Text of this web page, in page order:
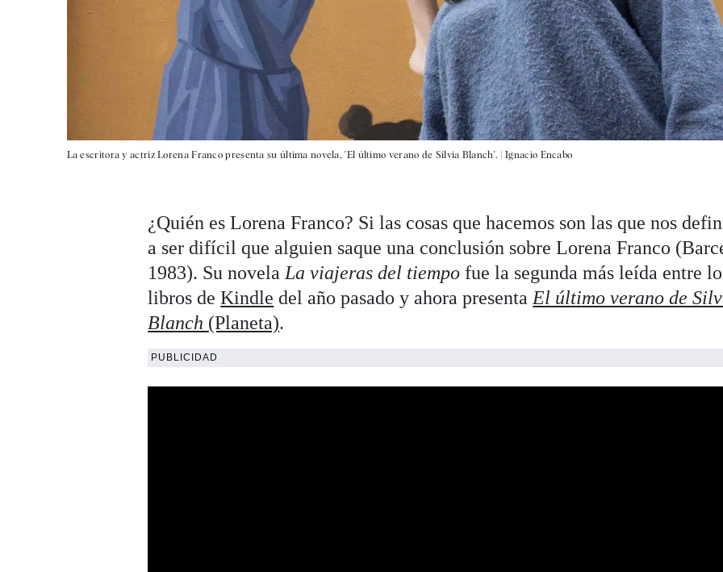
La escritora y actriz Lorena Franco presenta su última novela, 'El último verano de Silvia Blanch'. |Ignacio Encabo
¿Quién es Lorena Franco? Si las cosas que hacemos son las que nos
a ser difícil que alguien saque una conclusión sobre Lorena Franco
1983). Su novela La viajeras del tiempo fue la segunda más leída entre
libros deKindle del año pasado y ahora presenta El último verano de
Blanch (Planeta).
PUBLICIDAD